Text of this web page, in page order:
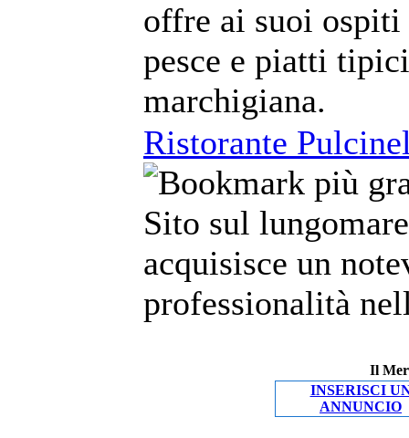
offre ai suoi
pesce e piatti
marchigiana.
Ristorante
Sito sul
acquisisce un
professionalità
Il
INSERISCI
ANNUNCIO